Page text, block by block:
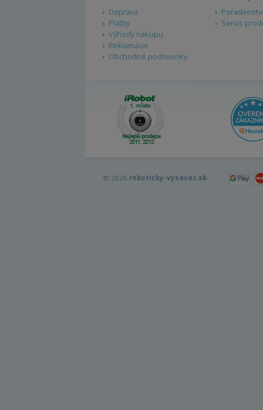
Doprava
Platby
Výhody nákupu
Reklamácie
Obchodné podmienky
Servis
© 2026 roboticky-vysavac.sk